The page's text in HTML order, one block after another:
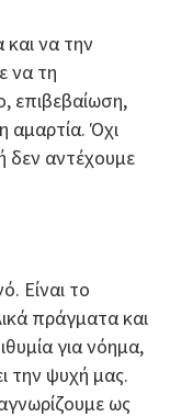
να την
να τη
επιβεβαίωση,
αμαρτία. Όχι
δεν αντέχουμε
Είναι το
πράγματα και
για νόημα,
την ψυχή μας.
ως